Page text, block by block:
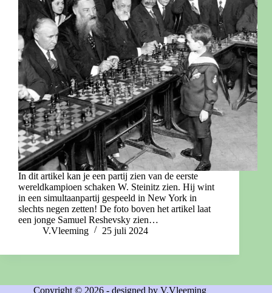
In dit artikel kan je een partij zien van de eerste
wereldkampioen schaken W. Steinitz zien. Hij wint
in een simultaanpartij gespeeld in New York in
slechts negen zetten! De foto boven het artikel laat
een jonge Samuel Reshevsky zien…
V.Vleeming
25 juli 2024
Copyright © 2026 - designed by V.Vleeming